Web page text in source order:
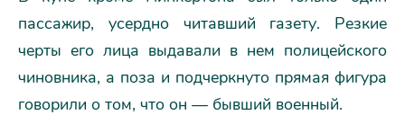
пассажир, усердно читавший газету. Резкие
черты его лица выдавали в нем полицейского
чиновника, а поза и подчеркнуто прямая фигура
говорили о том, что он — бывший военный.